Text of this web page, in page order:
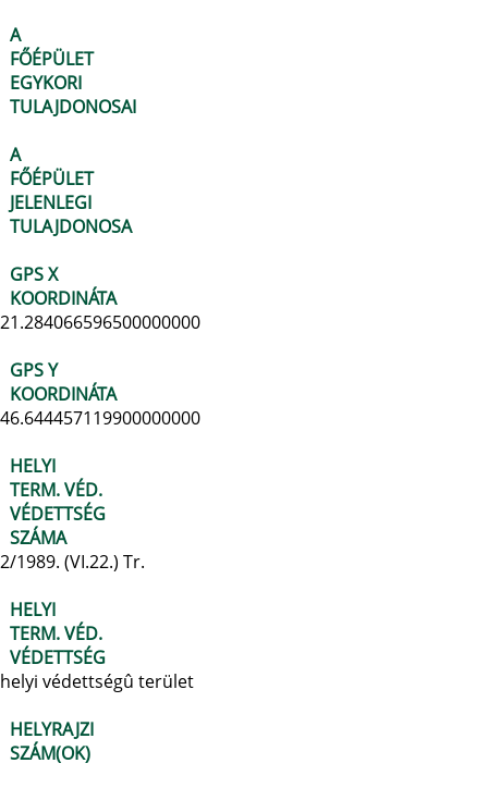
A
FŐÉPÜLET
EGYKORI
TULAJDONOSAI
A
FŐÉPÜLET
JELENLEGI
TULAJDONOSA
GPS X
KOORDINÁTA
21.284066596500000000
GPS Y
KOORDINÁTA
46.644457119900000000
HELYI
TERM. VÉD.
VÉDETTSÉG
SZÁMA
2/1989. (VI.22.) Tr.
HELYI
TERM. VÉD.
VÉDETTSÉG
helyi védettségû terület
HELYRAJZI
SZÁM(OK)